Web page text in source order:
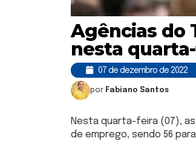
Agências do
nesta
07 de dezembro de 2022
por Fabiano Santos
Nesta quarta-feira (07),
de emprego, sendo 56